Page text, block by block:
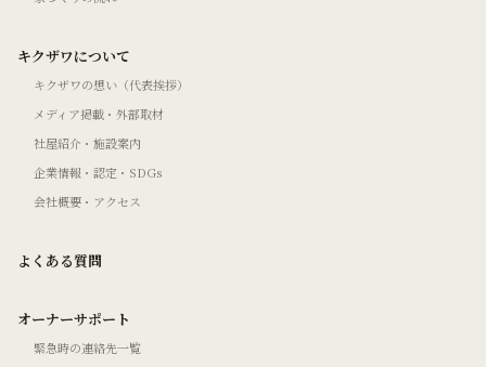
キクザワについて
キクザワの想い（代表挨拶）
メディア掲載・外部取材
社屋紹介・施設案内
企業情報・認定・SDGs
会社概要・アクセス
よくある質問
オーナーサポート
緊急時の連絡先一覧